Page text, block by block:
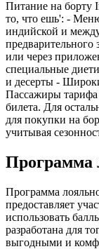
Питание на борту
то, что ешь': -
индийской и
предварительного
или через
специальные
и десерты -
Пассажиры тарифа
билета. Для
для покупки на
учитывая
Программа
Программа
предоставляет
использовать
разработана для
выгодными и